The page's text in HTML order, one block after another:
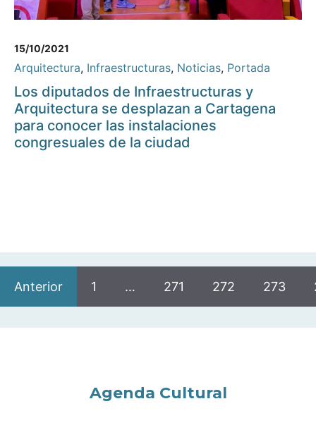
15/10/2021
Arquitectura, Infraestructuras, Noticias, Portada
Los diputados de Infraestructuras y
Arquitectura se desplazan a Cartagena
para conocer las instalaciones
congresuales de la ciudad
Anterior 1 … 271 272 273
Agenda Cultural